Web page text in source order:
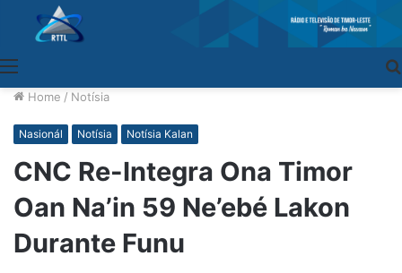
Home / Notísia
Nasionál Notísia Notísia Kalan
CNC Re-Integra Ona Timor
Oan Na’in 59 Ne’ebé Lakon
Durante Funu